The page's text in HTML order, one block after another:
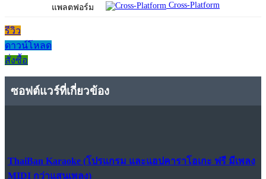
แพลตฟอร์ม Cross-Platform
รีวิว
ดาวน์โหลด
สั่งซื้อ
ซอฟต์แวร์ที่เกี่ยวข้อง
ThaiBan Karaoke (โปรแกรม และแอปคาราโอเกะ ฟรี มีเพลง
MIDI กว่าแสนเพลง)